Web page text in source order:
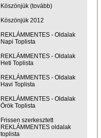
Köszönjük (tovább)
Köszönjük 2012
REKLÁMMENTES - Oldalak
Napi Toplista
REKLÁMMENTES - Oldalak
Heti Toplista
REKLÁMMENTES - Oldalak
Havi Toplista
REKLÁMMENTES - Oldalak
Örök Toplista
Frissen szerkesztett
REKLÁMMENTES oldalak
toplista